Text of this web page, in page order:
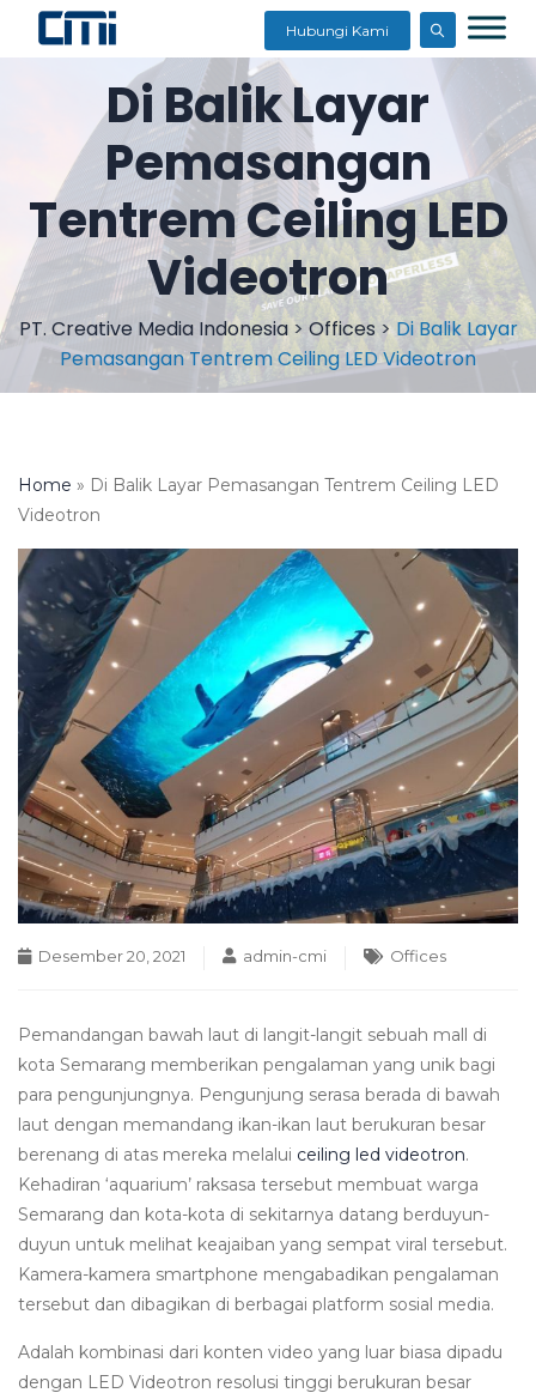
Hubungi Kami
Di Balik Layar
Pemasangan
Tentrem Ceiling LED
Videotron
PT. Creative Media Indonesia> Offices >Di Balik Layar
Pemasangan Tentrem Ceiling LED Videotron
Home » Di Balik Layar Pemasangan Tentrem Ceiling LED
Videotron
Desember 20, 2021 admin-cmi Offices
Pemandangan bawah laut di langit-langit sebuah mall di
kota Semarang memberikan pengalaman yang unik bagi
para pengunjungnya. Pengunjung serasa berada di bawah
laut dengan memandang ikan-ikan laut berukuran besar
berenang di atas mereka melalui ceiling led videotron.
Kehadiran ‘aquarium’ raksasa tersebut membuat warga
Semarang dan kota-kota di sekitarnya datang berduyun-
duyun untuk melihat keajaiban yang sempat viral tersebut.
Kamera-kamera smartphone mengabadikan pengalaman
tersebut dan dibagikan di berbagai platform sosial media.
Adalah kombinasi dari konten video yang luar biasa dipadu
dengan LED Videotron resolusi tinggi berukuran besar